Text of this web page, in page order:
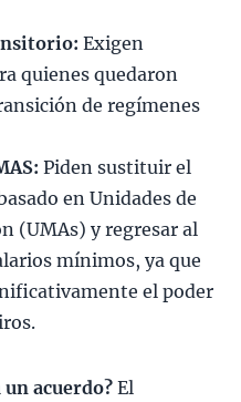
Exigen
quienes quedaron
de regímenes
Piden sustituir el
en Unidades de
(UMAs) y regresar al
mínimos, ya que
el poder
un acuerdo? El